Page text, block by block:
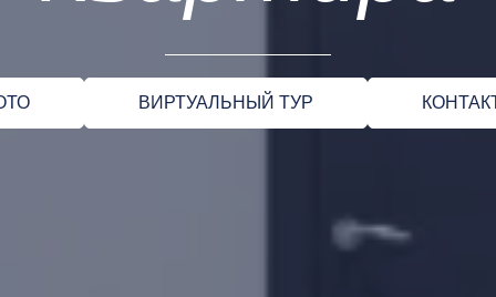
ВИРТУАЛЬНЫЙ ТУР